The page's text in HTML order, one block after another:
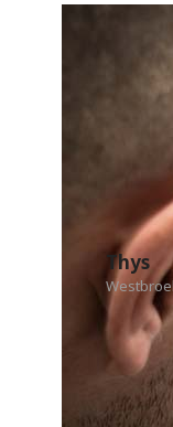
Thys